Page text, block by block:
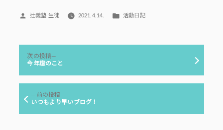
投
辻義塾 生徒 2021.4.14.
カ
リ
活動日記
ナ
ー
前の投稿前
の
いつもより早いブログ！
次の投稿
の
今年度のこと